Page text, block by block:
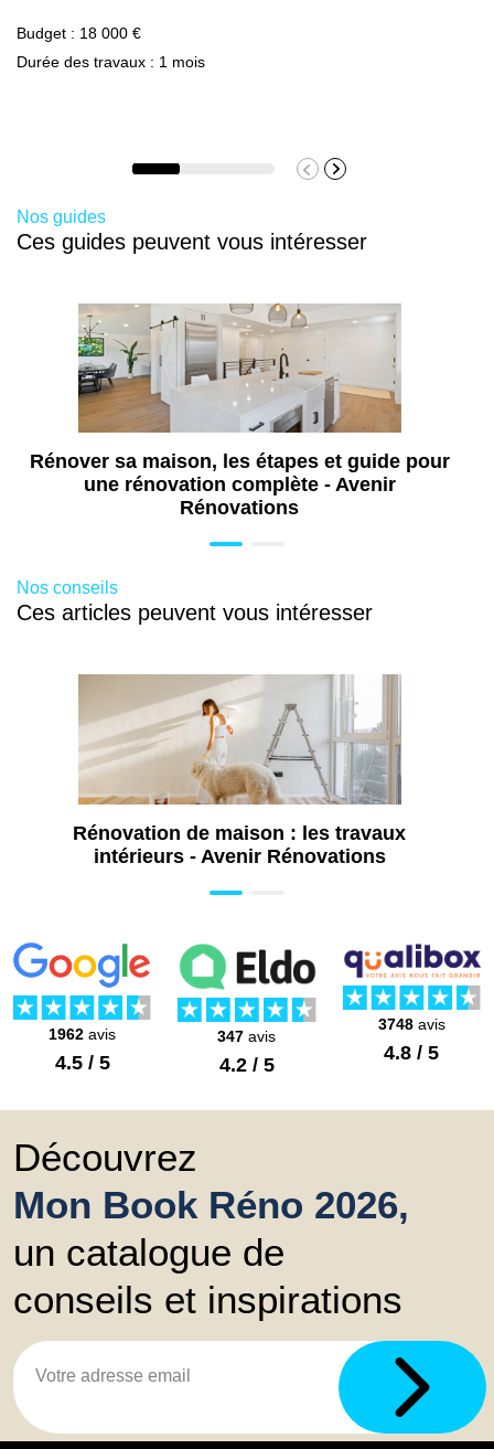
compétente à son actif !
Budget : 18 000 €
Durée des travaux : 1 mois
Nos guides
Ces guides peuvent vous intéresser
Rénover sa maison, les étapes et guide pour
une rénovation complète - Avenir
Rénovations
Nos conseils
Ces articles peuvent vous intéresser
Rénovation de maison : les travaux
intérieurs - Avenir Rénovations
1962 avis
4.5 / 5
347 avis
4.2 / 5
3748avis
4.8 / 5
Découvrez
Mon Book Réno 2026,
un catalogue de
conseils et inspirations